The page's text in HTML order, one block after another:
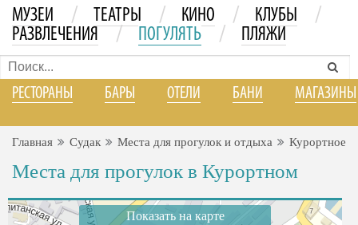
МУЗЕИ / ТЕАТРЫ / КИНО / КЛУБЫ /
РАЗВЛЕЧЕНИЯ / ПОГУЛЯТЬ / ПЛЯЖИ
РЕСТОРАНЫ БАРЫ ОТЕЛИ БАНИ МАГАЗИНЫ
Главная Судак Места для прогулок и отдыха Курортное
Места для прогулок в Курортном
Показать на карте